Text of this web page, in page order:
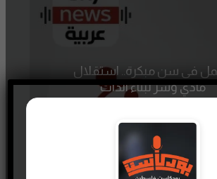
في سن مبكرة.. استقلال
مادي وسر لبناء الذات